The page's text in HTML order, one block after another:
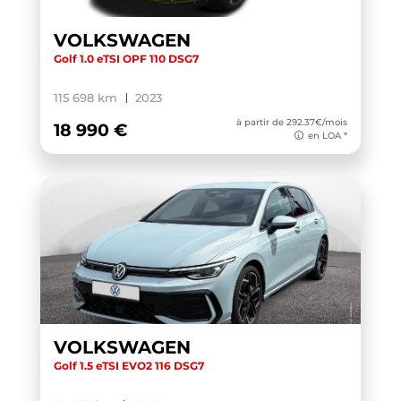
PASSAT SW (1)
POLO (71)
Q3 (19)
Q4 E-TRON SPORTBACK (1)
Q5 SPORTBACK
Q6 E-TRON (1)
Q8 (6)
Q8 E-TRON (1)
QASHQAI (1)
VOLKSWAGEN
Golf 1.0 eTSI OPF 110 DSG7
115 698 km 2023
18 990 €
à partir de 292.37€/mois
en LOA *
VOLKSWAGEN
Golf 1.5 eTSI EVO2 116 DSG7